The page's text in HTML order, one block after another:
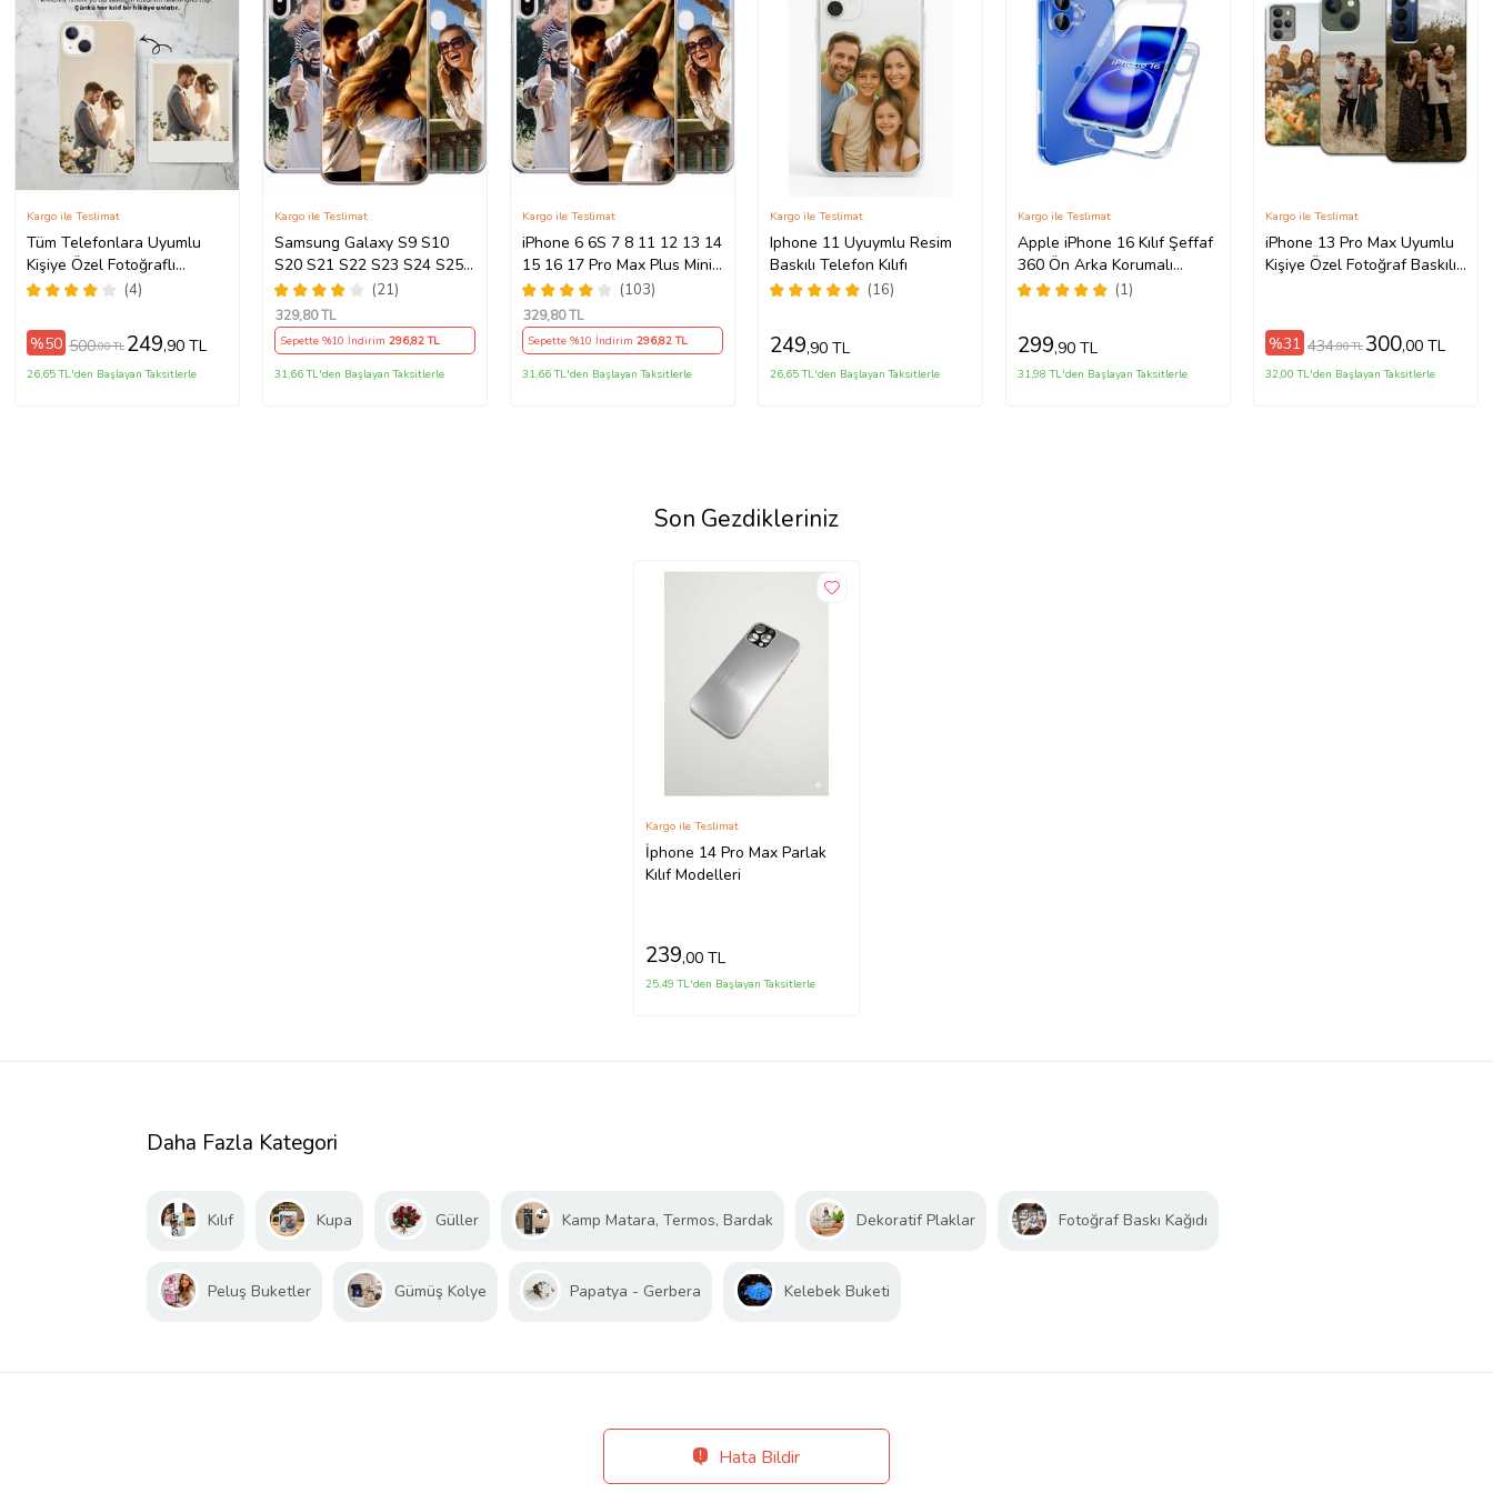
Tüm Telefonlara Uyumlu
Kişiye Özel Fotoğraflı
Telefon Kılıfı Modeller
(4)
Kargo ile Teslimat
%50 500,00 TL 249,90 TL
26,65 TL'den Başlayan Taksitlerle
Samsung Galaxy S9 S10
S20 S21 S22 S23 S24 S25
S26 FE Plus Ultra Kılıf Kişiye
Özel Resimli Fotoğraflı
Silikon
(21)
Kargo ile Teslimat
329,80 TL
Sepette %10 İndirim 296,82 TL
31,66 TL'den Başlayan Taksitlerle
iPhone 6 6S 7 8 11 12 13 14
15 16 17 Pro Max Plus Mini
Kılıf Kişiye Özel Resimli
Fotoğraflı Silikon
(103)
Kargo ile Teslimat
329,80 TL
Sepette %10 İndirim 296,82 TL
31,66 TL'den Başlayan Taksitlerle
Iphone 11 Uyuymlu Resim
Baskılı Telefon Kılıfı
(16)
Kargo ile Teslimat
249,90 TL
26,65 TL'den Başlayan Taksitlerle
Apple iPhone 16 Kılıf Şeffaf
360 Ön Arka Korumalı
Silikon
(1)
Kargo ile Teslimat
299,90 TL
31,98 TL'den Başlayan Taksitlerle
iPhone 13 Pro Max Uyumlu
Kişiye Özel Fotoğraf Baskılı
Kargo ile Teslimat
%31 434,80 TL 300,00 TL
32,00 TL'den Başlayan Taksitlerle
Son Gezdikleriniz
İphone 14 Pro Max Parlak
Kılıf Modelleri
Kargo ile Teslimat
239,00 TL
25,49 TL'den Başlayan Taksitlerle
Daha Fazla Kategori
Kılıf Kupa Güller Kamp Matara, Termos, Bardak Dekoratif Plaklar Fotoğraf Baskı Kağıdı
Peluş Buketler Gümüş Kolye Papatya - Gerbera Kelebek Buketi
Hata Bildir